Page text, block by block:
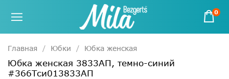
0
Главная Юбки Юбка женская
Юбка женская 3833АП, темно-синий
#366Тси013833АП